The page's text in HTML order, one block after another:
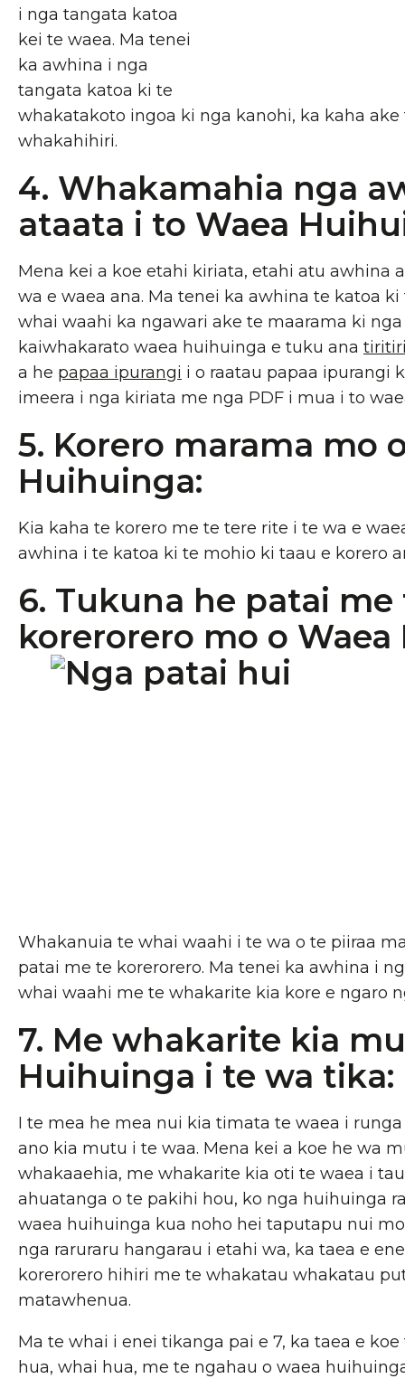
i nga tangata katoa
kei te waea. Ma tenei
ka awhina i nga
tangata katoa ki te
whakatakoto ingoa ki nga kanohi, ka kaha
whakahihiri.
4. Whakamahia nga
ataata i to Waea
Mena kei a koe etahi kiriata, etahi atu awhina
wa e waea ana. Ma tenei ka awhina te katoa
whai waahi ka ngawari ake te maarama ki
kaiwhakarato waea huihuinga e tuku ana
a he papaa ipurangi i o raatau papaa ipurangi
imeera i nga kiriata me nga PDF i mua i to
5. Korero marama mo
Huihuinga:
Kia kaha te korero me te tere rite i te wa e
awhina i te katoa ki te mohio ki taau e korero
6. Tukuna he patai me
korerorero mo o
Whakanuia te whai waahi i te wa o te piiraa
patai me te korerorero. Ma tenei ka awhina i
whai waahi me te whakarite kia kore e ngaro
7. Me whakarite kia
Huihuinga i te wa tika:
I te mea he mea nui kia timata te waea i
ano kia mutu i te waa. Mena kei a koe he wa
whakaaehia, me whakarite kia oti te waea i
ahuatanga o te pakihi hou, ko nga huihuinga
waea huihuinga kua noho hei taputapu nui
nga raruraru hangarau i etahi wa, ka taea e
korerorero hihiri me te whakatau whakatau
matawhenua.
Ma te whai i enei tikanga pai e 7, ka taea e
hua, whai hua, me te ngahau o waea